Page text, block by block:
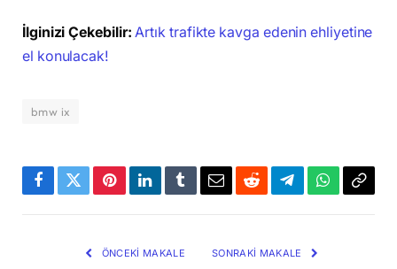
İlginizi Çekebilir: Artık trafikte kavga edenin ehliyetine
el konulacak!
bmw ix
Facebook
TwitterPinterestLinkedInTumblrEmailRedditTelegramWhatsApp
ÖNCEKI MAKALE SONRAKI MAKALE